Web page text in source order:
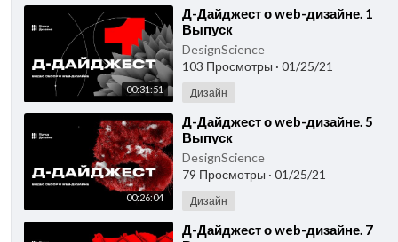
00:31:51
⁣Д-Дайджест о web-дизайне. 1
Выпуск
DesignScience
103 Просмотры · 01/25/21
Дизайн
00:26:04
⁣Д-Дайджест о web-дизайне. 5
Выпуск
DesignScience
79 Просмотры · 01/25/21
Дизайн
⁣Д-Дайджест о web-дизайне. 7